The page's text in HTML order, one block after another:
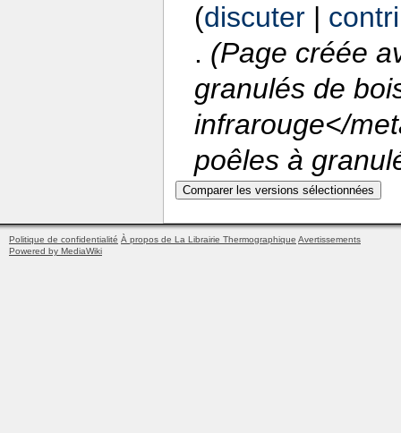
(discuter|
. (Page créée
granulés de
infrarouge</
poêles à
Politique de confidentialité À propos de La Librairie Thermographique Avertissements
Powered by MediaWiki